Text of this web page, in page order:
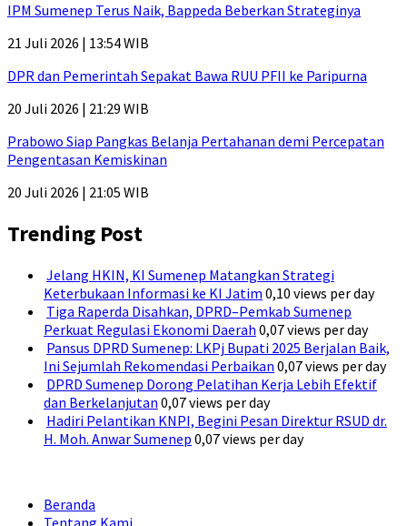
IPM Sumenep Terus Naik, Bappeda Beberkan Strateginya
21 Juli 2026 | 13:54 WIB
DPR dan Pemerintah Sepakat Bawa RUU PFII ke Paripurna
20 Juli 2026 | 21:29 WIB
Prabowo Siap Pangkas Belanja Pertahanan demi Percepatan
Pengentasan Kemiskinan
20 Juli 2026 | 21:05 WIB
Trending Post
Jelang HKIN, KI Sumenep Matangkan Strategi
Keterbukaan Informasi ke KI Jatim 0,10 views per day
Tiga Raperda Disahkan, DPRD–Pemkab Sumenep
Perkuat Regulasi Ekonomi Daerah 0,07 views per day
Pansus DPRD Sumenep: LKPj Bupati 2025 Berjalan Baik,
Ini Sejumlah Rekomendasi Perbaikan 0,07 views per day
DPRD Sumenep Dorong Pelatihan Kerja Lebih Efektif
dan Berkelanjutan 0,07 views per day
Hadiri Pelantikan KNPI, Begini Pesan Direktur RSUD dr.
H. Moh. Anwar Sumenep 0,07 views per day
Beranda